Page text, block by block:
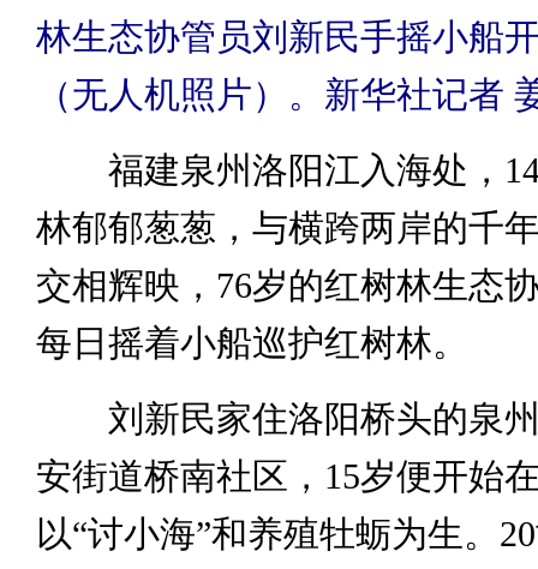
林生态协管员刘新民手摇小船
（无人机照片）。新华社记者
福建泉州洛阳江入海处，
林郁郁葱葱，与横跨两岸的千
交相辉映，76岁的红树林生态
每日摇着小船巡护红树林。
刘新民家住洛阳桥头的泉州
安街道桥南社区，15岁便开始
以“讨小海”和养殖牡蛎为生。